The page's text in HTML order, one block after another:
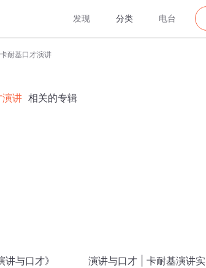
发现 分类 电台
卡耐基口才演讲
演讲 相关的专辑
与口才》
演讲与口才 | 卡耐基演讲实